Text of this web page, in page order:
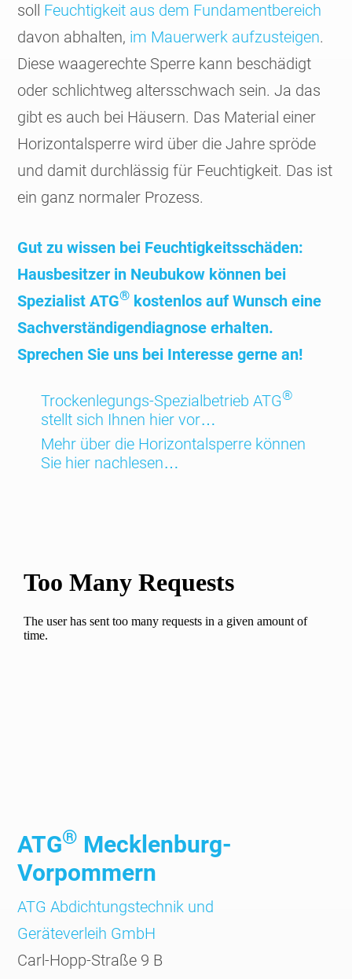
soll Feuch­tig­keit aus dem Fundament­bereich
davon abhalten, im Mauer­werk aufzu­steigen.
Diese waage­rechte Sperre kann beschädigt
oder schlicht­weg alters­schwach sein. Ja das
gibt es auch bei Häusern. Das Material einer
Hori­zontal­sperre wird über die Jahre spröde
und damit durch­lässig für Feuch­tig­keit. Das ist
ein ganz normaler Prozess.
Gut zu wissen bei Feuch­tig­keits­schäden:
Hausbe­sitzer in Neubukow können bei
Spezia­list ATG® kosten­los auf Wunsch eine
Sach­ver­stän­digen­diagnose erhalten.
Sprechen Sie uns bei Interesse gerne an!
Trocken­legungs-Spezial­betrieb ATG®
stellt sich Ihnen hier vor…
Mehr über die Hori­zontal­sperre können
Sie hier nachlesen…
ATG® Mecklenburg-
Vorpommern
ATG Abdichtungs­technik und
Geräte­verleih GmbH
Carl-Hopp-Straße 9 B